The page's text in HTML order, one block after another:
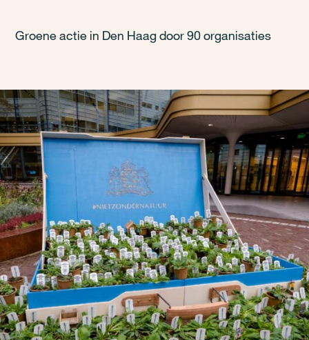
Groene actie in Den Haag door 90 organisaties